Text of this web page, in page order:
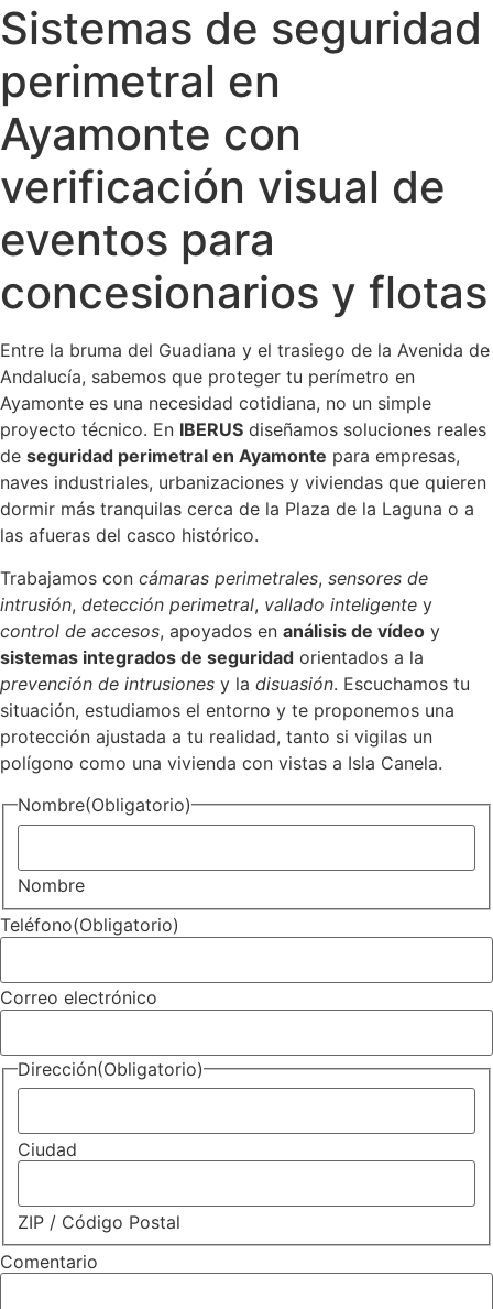
Sistemas de seguridad
perimetral en
Ayamonte con
verificación visual de
eventos para
concesionarios y flotas
Entre la bruma del Guadiana y el trasiego de la Avenida de
Andalucía, sabemos que proteger tu perímetro en
Ayamonte es una necesidad cotidiana, no un simple
proyecto técnico. En IBERUS diseñamos soluciones reales
de seguridad perimetral en Ayamonte para empresas,
naves industriales, urbanizaciones y viviendas que quieren
dormir más tranquilas cerca de la Plaza de la Laguna o a
las afueras del casco histórico.
Trabajamos con cámaras perimetrales, sensores de
intrusión, detección perimetral, vallado inteligente y
control de accesos, apoyados en análisis de vídeo y
sistemas integrados de seguridad orientados a la
prevención de intrusiones y la disuasión. Escuchamos tu
situación, estudiamos el entorno y te proponemos una
protección ajustada a tu realidad, tanto si vigilas un
polígono como una vivienda con vistas a Isla Canela.
Nombre(Obligatorio)
Nombre
Teléfono(Obligatorio)
Correo electrónico
Dirección(Obligatorio)
Ciudad
ZIP / Código Postal
Comentario